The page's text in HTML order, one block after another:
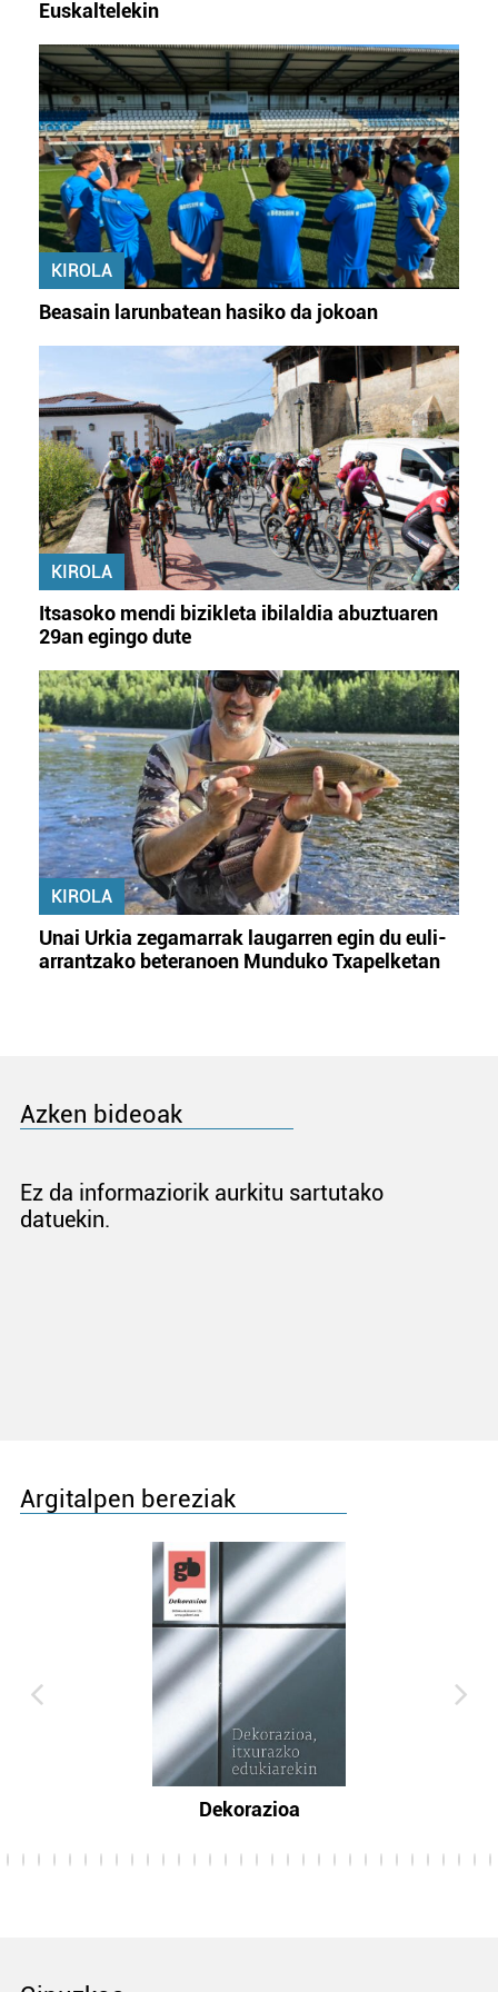
Euskaltelekin
KIROLA
Beasain larunbatean hasiko da jokoan
KIROLA
Itsasoko mendi bizikleta ibilaldia abuztuaren
29an egingo dute
KIROLA
Unai Urkia zegamarrak laugarren egin du euli-
arrantzako beteranoen Munduko Txapelketan
Azken bideoak
Ez da informaziorik aurkitu sartutako
datuekin.
Argitalpen bereziak
Dekorazioa